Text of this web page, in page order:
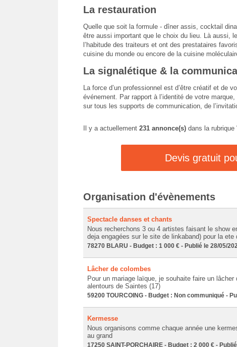
La restauration
Quelle que soit la formule - dîner assis, cocktail
être aussi important que le choix du lieu. Là aussi,
l’habitude des traiteurs et ont des prestataires
cuisine du monde ou encore de la cuisine
La signalétique & la
La force d’un professionnel est d’être créatif et de
événement. Par rapport à l’identité de votre
sur tous les supports de communication, de
Il y a actuellement 231 annonce(s)dans la rubrique
Devis gratuit
Organisation d'évènements
Spectacle danses et chants
Nous recherchons 3 ou 4 artistes faisant le show
deja engagées sur le site de linkaband) pour la
78270 BLARU - Budget : 1 000 € - Publié le 28/05/
Lâcher de colombes
Pour un mariage laïque, je souhaite faire un
alentours de Saintes (17)
59200 TOURCOING - Budget : Non communiqué -
Kermesse
Nous organisons comme chaque année une
au grand
17250 SAINT-PORCHAIRE - Budget : 2 000 € -